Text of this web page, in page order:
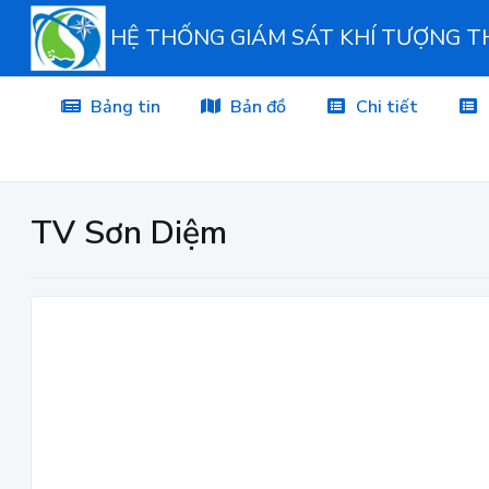
HỆ THỐNG GIÁM SÁT KHÍ TƯỢNG
Bảng tin Bản đồ Chi tiết
TV Sơn Diệm